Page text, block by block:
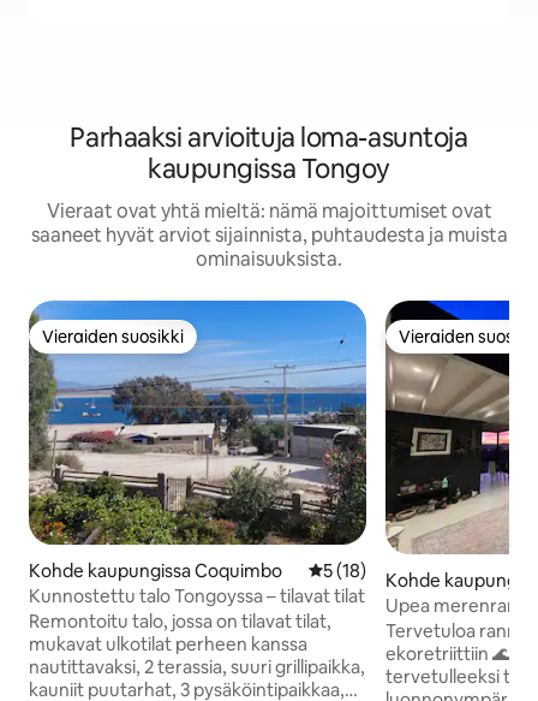
Parhaaksi arvioituja loma-asuntoja
kaupungissa Tongoy
Vieraat ovat yhtä mieltä: nämä majoittumiset ovat
saaneet hyvät arviot sijainnista, puhtaudesta ja muista
ominaisuuksista.
Vieraiden suosikki
Vieraiden suosikki
Kohde kaupungissa Coquimbo Keskimääräinen arvio 5/5,
5 (18)
Kunnostettu talo Tongoyssa – tilavat tilat
Remontoitu talo, jossa on tilavat tilat,
mukavat ulkotilat perheen kanssa
nautittavaksi, 2 terassia, suuri grillipaikka,
kauniit puutarhat, 3 pysäköintipaikkaa,
Vieraiden
Vieraiden
Kohde
dea
Upea
luonto ja
Tervetuloa
ekoretriittiin 🌊
tervetulleeksi